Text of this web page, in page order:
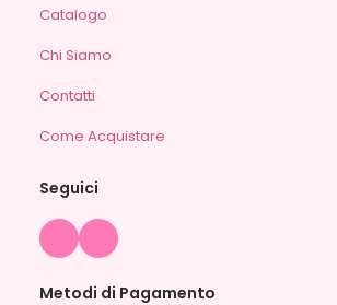
Catalogo
Chi Siamo
Contatti
Come Acquistare
Seguici
Metodi di Pagamento